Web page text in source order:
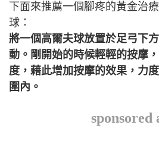
下面來推薦一個腳疼的黃金
球：
將一個高爾夫球放置於足弓下
動。剛開始的時候輕輕的按摩
度，藉此增加按摩的效果，力
圍內。
sponsored